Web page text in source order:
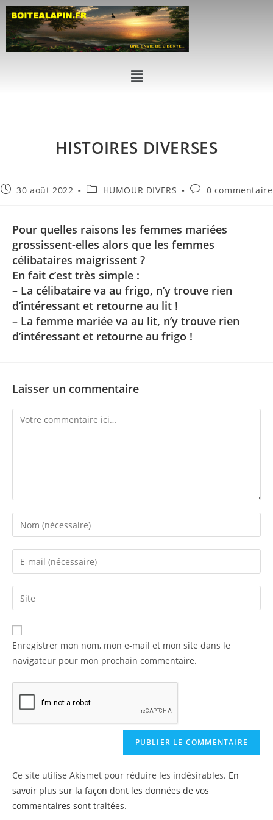
HISTOIRES DIVERSES
30 août 2022 HUMOUR DIVERS 0 commentaire
Pour quelles raisons les femmes mariées
grossissent-elles alors que les femmes
célibataires maigrissent ?
En fait c’est très simple :
– La célibataire va au frigo, n’y trouve rien
d’intéressant et retourne au lit !
– La femme mariée va au lit, n’y trouve rien
d’intéressant et retourne au frigo !
Laisser un commentaire
Enregistrer mon nom, mon e-mail et mon site dans le
navigateur pour mon prochain commentaire.
Ce site utilise Akismet pour réduire les indésirables. En
savoir plus sur la façon dont les données de vos
commentaires sont traitées.